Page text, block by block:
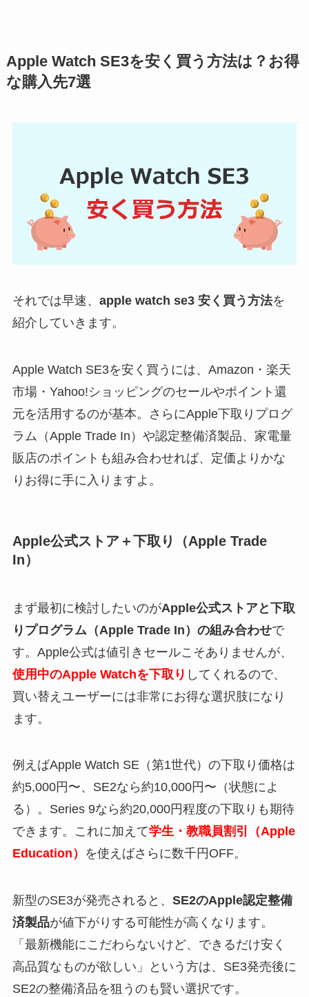
Apple Watch SE3を安く買う方法は？お得
な購入先7選
それでは早速、 apple watch se3 安く買う方法を
紹介していきます。
Apple Watch SE3を安く買うには、Amazon・楽天
市場・Yahoo!ショッピングのセールやポイント還
元を活用するのが基本。さらにApple下取りプログ
ラム（Apple Trade In）や認定整備済製品、家電量
販店のポイントも組み合わせれば、定価よりかな
りお得に手に入りますよ。
Apple公式ストア＋下取り（Apple Trade
In）
まず最初に検討したいのがApple公式ストアと下取
りプログラム（Apple Trade In）の組み合わせで
す。Apple公式は値引きセールこそありませんが、
使用中のApple Watchを下取り してくれるので、
買い替えユーザーには非常にお得な選択肢になり
ます。
例えばApple Watch SE（第1世代）の下取り価格は
約5,000円〜、SE2なら約10,000円〜（状態によ
る）。Series 9なら約20,000円程度の下取りも期待
できます。これに加えて学生・教職員割引（Apple
Education）
を使えばさらに数千円OFF。
新型のSE3が発売されると、 SE2のApple認定整備
済製品が値下がりする可能性が高くなります。
「最新機能にこだわらないけど、できるだけ安く
高品質なものが欲しい」という方は、SE3発売後に
SE2の整備済品を狙うのも賢い選択です。